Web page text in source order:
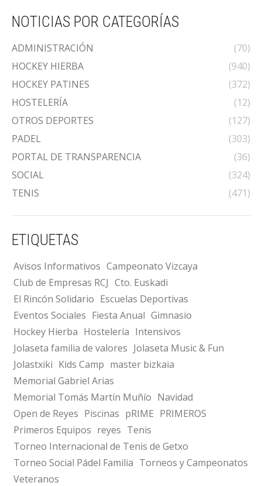
NOTICIAS POR CATEGORÍAS
ADMINISTRACIÓN
(70)
HOCKEY HIERBA
(940)
HOCKEY PATINES
(372)
HOSTELERÍA
(12)
OTROS DEPORTES
(127)
PADEL
(303)
PORTAL DE TRANSPARENCIA
(36)
SOCIAL
(324)
TENIS
(471)
ETIQUETAS
Avisos Informativos Campeonato Vizcaya
Club de Empresas RCJ Cto. Euskadi
El Rincón Solidario Escuelas Deportivas
Eventos Sociales Fiesta Anual Gimnasio
Hockey Hierba Hostelería Intensivos
Jolaseta familia de valores Jolaseta Music & Fun
Jolastxiki Kids Camp master bizkaia
Memorial Gabriel Arias
Memorial Tomás Martín Muñío Navidad
Open de Reyes Piscinas pRIME PRIMEROS
Primeros Equipos reyes Tenis
Torneo Internacional de Tenis de Getxo
Torneo Social Pádel Familia Torneos y Campeonatos
Veteranos